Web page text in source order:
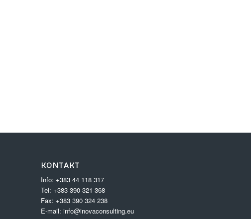
KONTAKT
Info: +383 44 118 317
Tel: +383 390 321 368
Fax: +383 390 324 238
E-mail: info@inovaconsulting.eu